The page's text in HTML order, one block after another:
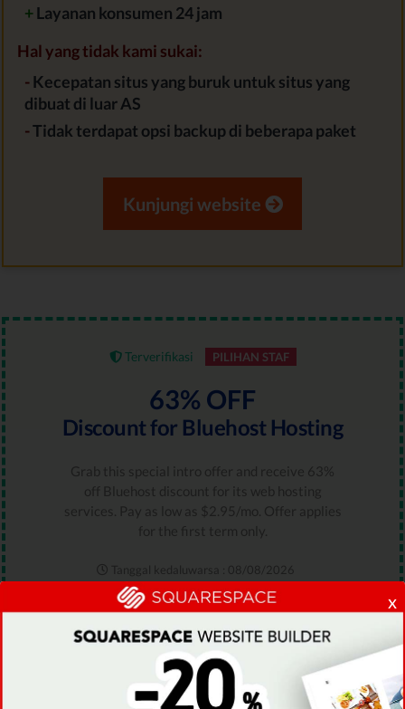
+Layanan konsumen 24 jam
Hal yang tidak kami sukai:
-Kecepatan situs yang buruk untuk situs yang
dibuat di luar AS
-Tidak terdapat opsi backup di beberapa paket
Kunjungi website
Terverifikasi PILIHAN STAF
63% OFF
Discount for Bluehost Hosting
Grab this special intro offer and receive 63%
off Bluehost discount for its web hosting
services. Pay as low as $2.95/mo. Offer applies
for the first term only.
Tanggal kedaluwarsa : 08/08/2026
2910 Telah Digunakan Orang
PERINGKAT
x